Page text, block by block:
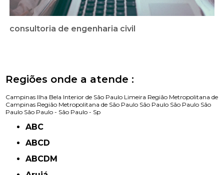
consultoria de engenharia civil
Regiões onde a atende :
Campinas Ilha Bela Interior de São Paulo Limeira Região Metropolitana de
Campinas Região Metropolitana de São Paulo São Paulo São Paulo São
Paulo São Paulo - São Paulo - Sp
ABC
ABCD
ABCDM